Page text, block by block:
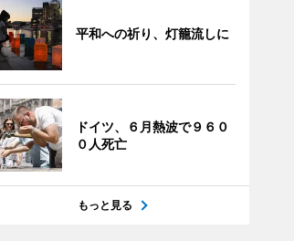
平和への祈り、灯籠流しに
ドイツ、６月熱波で９６０
０人死亡
もっと見る